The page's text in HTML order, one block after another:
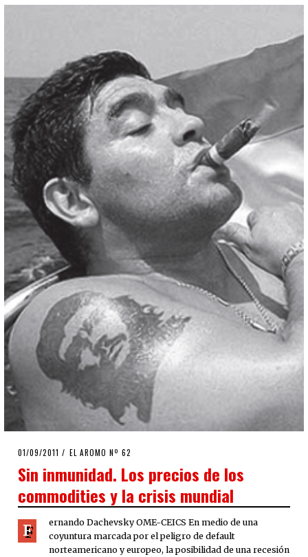
POSTED
01/09/2011 24/09/2020
EL AROMO Nº 62
Sin inmunidad. Los precios de los
commodities y la crisis mundial
F
ernando Dachevsky OME-CEICS En medio de una
coyuntura marcada por el peligro de default
norteamericano y europeo, la posibilidad de una recesión